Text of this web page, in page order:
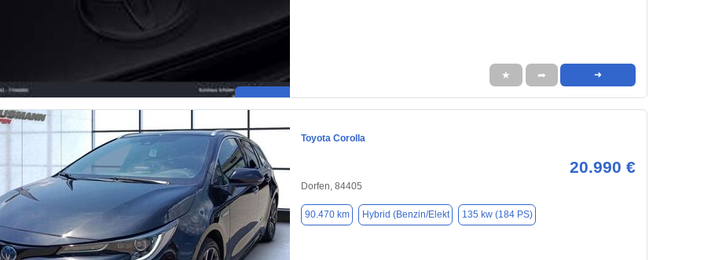
★ ➦ ➜
Toyota Corolla
20.990 €
Dorfen, 84405
90.470 km Hybrid (Benzin/Elekt 135 kw (184 PS)